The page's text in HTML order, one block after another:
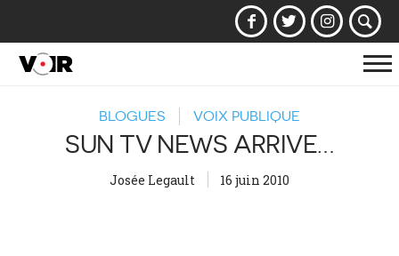
BLOGUES VOIX PUBLIQUE
SUN TV NEWS ARRIVE…
Josée Legault 16 juin 2010